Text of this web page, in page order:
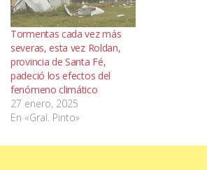
Tormentas cada vez más
severas, esta vez Roldan,
provincia de Santa Fé,
padeció los efectos del
fenómeno climático
27 enero, 2025
En «Gral. Pinto»